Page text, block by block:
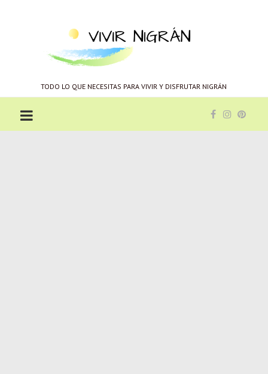
Nigrán
TODO LO QUE NECESITAS PARA VIVIR Y DISFRUTAR NIGRÁN